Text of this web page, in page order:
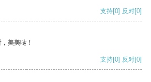
支持[0] 反对[0]
美美哒！
支持[0] 反对[0]